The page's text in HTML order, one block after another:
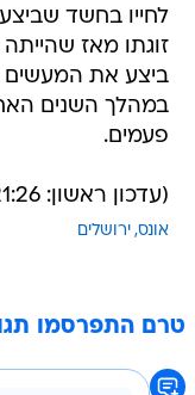
לחייו בחשד
זוגתו מאז
ביצע את המעשים
במהלך השנים
פעמים.
(עדכון ראשון: 21:26)
אונס ירושלים
טרם התפרסמו